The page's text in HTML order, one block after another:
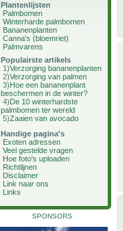
Plantenlijsten
Palmbomen
Winterharde palmbomen
Bananenplanten
Canna's (bloemriet)
Palmvarens
Populairste artikels
1)Verzorging bananenplanten
2)Verzorging van palmen
3)Hoe een bananenplant
beschermen in de winter?
4)De 10 winterhardste
palmbomen ter wereld
5)Zaaien van avocado
Handige pagina's
Exoten adressen
Veel gestelde vragen
Hoe foto's uploaden
Richtlijnen
Disclaimer
Link naar ons
Links
SPONSORS